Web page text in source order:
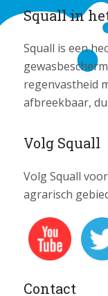
Squall in
Squall is een
regenvastheid
afbreekbaar,
Volg Squall
Volg Squall
agrarisch
Contact